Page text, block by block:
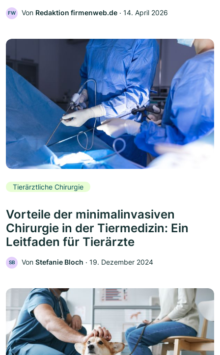
FW Von Redaktion firmenweb.de ‧ 14. April 2026
Tierärztliche Chirurgie
Vorteile der minimalinvasiven
Chirurgie in der Tiermedizin: Ein
Leitfaden für Tierärzte
SB Von Stefanie Bloch ‧ 19. Dezember 2024